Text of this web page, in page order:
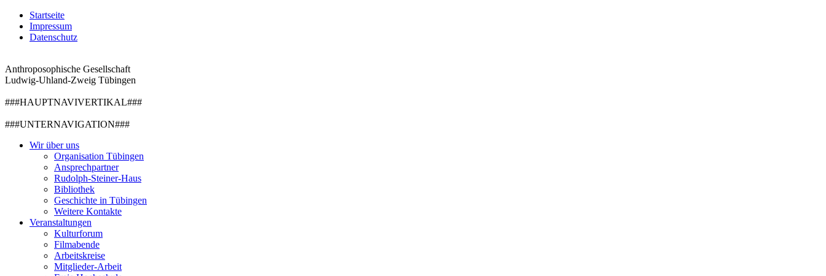
Startseite
Impressum
Datenschutz
Anthroposophische Gesellschaft
Ludwig-Uhland-Zweig Tübingen
###HAUPTNAVIVERTIKAL###
###UNTERNAVIGATION###
Wir über uns
Organisation Tübingen
Ansprechpartner
Rudolph-Steiner-Haus
Bibliothek
Geschichte in Tübingen
Weitere Kontakte
Veranstaltungen
Kulturforum
Filmabende
Arbeitskreise
Mitglieder-Arbeit